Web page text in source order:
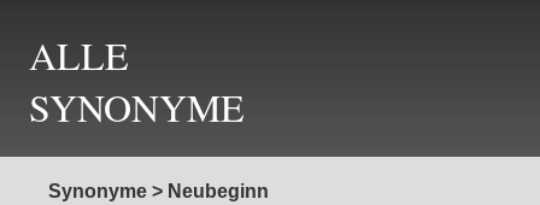
ALLE
SYNONYME
Synonyme > Neubeginn